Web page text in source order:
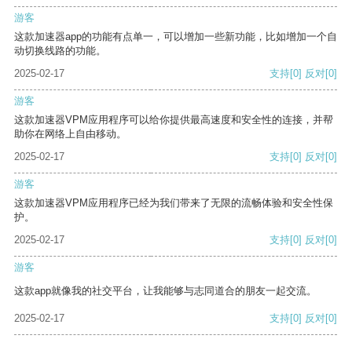
游客
这款加速器app的功能有点单一，可以增加一些新功能，比如增加一个自
动切换线路的功能。
2025-02-17
支持[0] 反对[0]
游客
这款加速器VPM应用程序可以给你提供最高速度和安全性的连接，并帮
助你在网络上自由移动。
2025-02-17
支持[0] 反对[0]
游客
这款加速器VPM应用程序已经为我们带来了无限的流畅体验和安全性保
护。
2025-02-17
支持[0] 反对[0]
游客
这款app就像我的社交平台，让我能够与志同道合的朋友一起交流。
2025-02-17 支持[0] 反对[0]